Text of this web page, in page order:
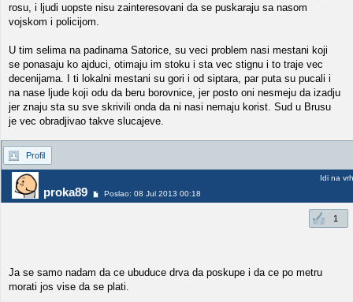
rosu, i ljudi uopste nisu zainteresovani da se puskaraju sa nasom
vojskom i policijom.
U tim selima na padinama Satorice, su veci problem nasi mestani koji
se ponasaju ko ajduci, otimaju im stoku i sta vec stignu i to traje vec
decenijama. I ti lokalni mestani su gori i od siptara, par puta su pucali i
na nase ljude koji odu da beru borovnice, jer posto oni nesmeju da izadju
jer znaju sta su sve skrivili onda da ni nasi nemaju korist. Sud u Brusu
je vec obradjivao takve slucajeve.
Profil
proka89 Poslao: 08 Jul 2013 00:18
Idi na vrh
1
Ja se samo nadam da ce ubuduce drva da poskupe i da ce po metru
morati jos vise da se plati.